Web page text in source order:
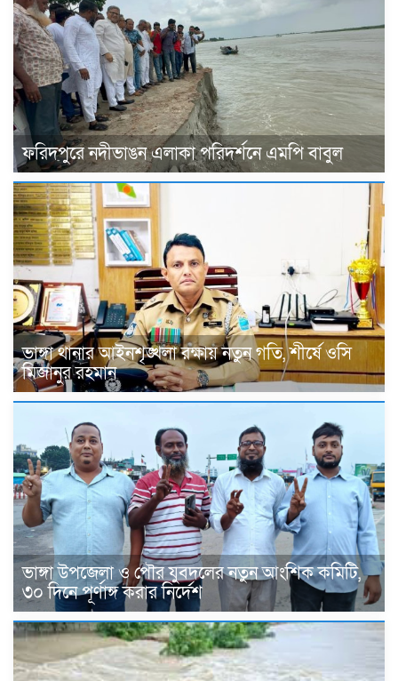
ফরিদপুরে নদীভাঙন এলাকা পরিদর্শনে এমপি বাবুল
ভাঙ্গা থানার আইনশৃঙ্খলা রক্ষায় নতুন গতি, শীর্ষে ওসি
মিজানুর রহমান
ভাঙ্গা উপজেলা ও পৌর যুবদলের নতুন আংশিক কমিটি,
৩০ দিনে পূর্ণাঙ্গ করার নির্দেশ